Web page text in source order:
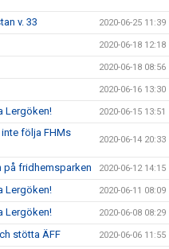
v. 33 2020-06-25 11:39
2020-06-18 12:18
2020-06-18 08:56
2020-06-16 13:30
Lergöken! 2020-06-15 13:51
följa FHMs
2020-06-14 20:33
på fridhemsparken 2020-06-12 14:15
Lergöken! 2020-06-11 08:09
Lergöken! 2020-06-08 08:29
stötta ÄFF 2020-06-06 11:55